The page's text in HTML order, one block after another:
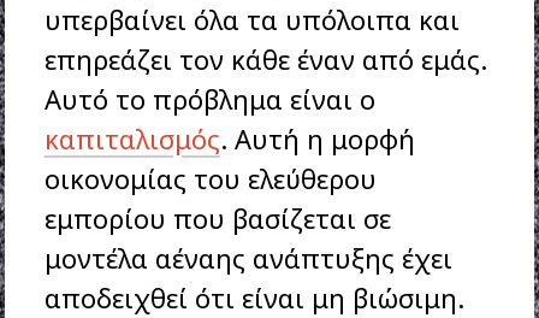
υπερβαίνει όλα τα υπόλοιπα και
επηρεάζει τον κάθε έναν από εμάς.
Αυτό το πρόβλημα είναι ο
καπιταλισμός. Αυτή η μορφή
οικονομίας του ελεύθερου
εμπορίου που βασίζεται σε
μοντέλα αέναης ανάπτυξης έχει
αποδειχθεί ότι είναι μη βιώσιμη.